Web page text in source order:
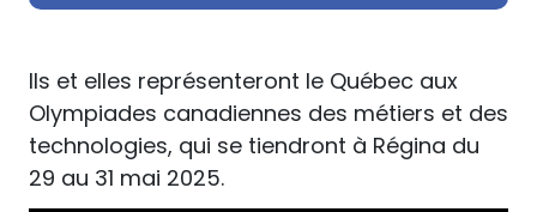
Ils et elles représenteront le Québec aux
Olympiades canadiennes des métiers et des
technologies, qui se tiendront à Régina du
29 au 31 mai 2025.